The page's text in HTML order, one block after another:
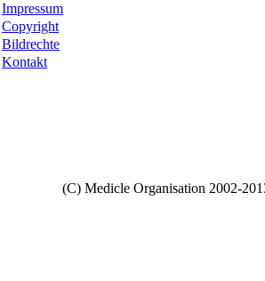
Impressum
Copyright
Bildrechte
Kontakt
(C) Medicle Organisation 2002-